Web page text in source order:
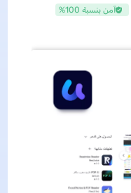
آمن بنسبة 100%